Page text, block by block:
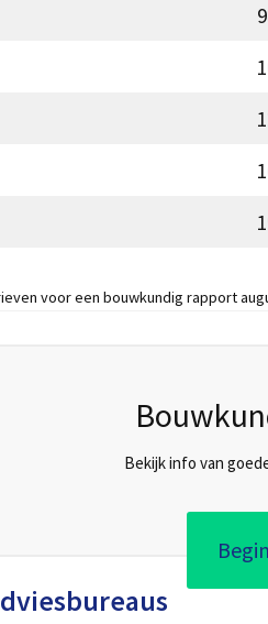
voor een bouwkundig rapport
Bekijk info van